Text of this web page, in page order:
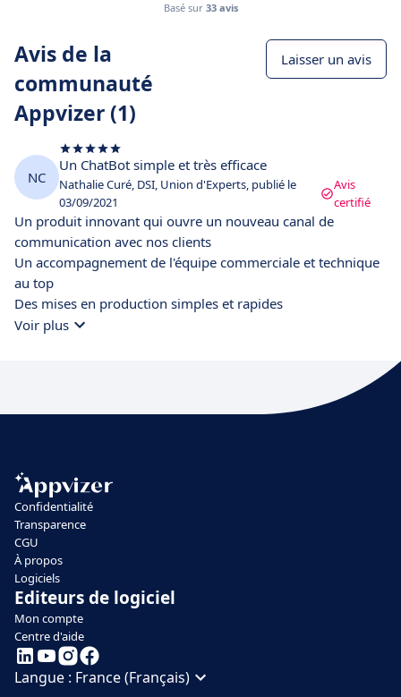
Basé sur 33 avis
Avis de la
communauté
Appvizer (1)
Laisser un avis
NC
Un ChatBot simple et très efficace
Nathalie Curé, DSI, Union d'Experts, publié le
03/09/2021
Avis
certifié
Un produit innovant qui ouvre un nouveau canal de
communication avec nos clients
Un accompagnement de l'équipe commerciale et technique
au top
Des mises en production simples et rapides
Voir plus
Confidentialité
Transparence
CGU
À propos
Logiciels
Editeurs de logiciel
Mon compte
Centre d'aide
Langue : France (Français)